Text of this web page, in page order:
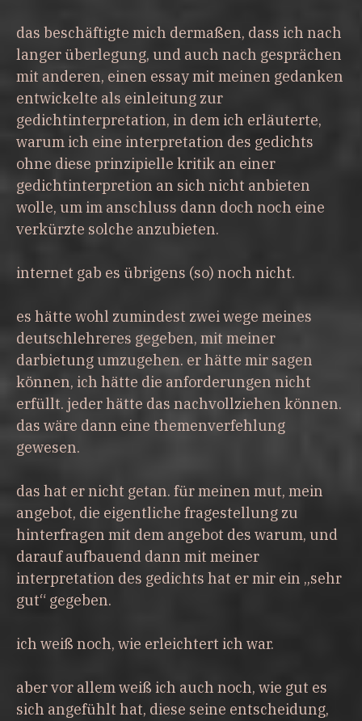
das beschäftigte mich dermaßen, dass ich nach
langer überlegung, und auch nach gesprächen
mit anderen, einen essay mit meinen gedanken
entwickelte als einleitung zur
gedichtinterpretation, in dem ich erläuterte,
warum ich eine interpretation des gedichts
ohne diese prinzipielle kritik an einer
gedichtinterpretion an sich nicht anbieten
wolle, um im anschluss dann doch noch eine
verkürzte solche anzubieten.
internet gab es übrigens (so) noch nicht.
es hätte wohl zumindest zwei wege meines
deutschlehreres gegeben, mit meiner
darbietung umzugehen. er hätte mir sagen
können, ich hätte die anforderungen nicht
erfüllt. jeder hätte das nachvollziehen können.
das wäre dann eine themenverfehlung
gewesen.
das hat er nicht getan. für meinen mut, mein
angebot, die eigentliche fragestellung zu
hinterfragen mit dem angebot des warum, und
darauf aufbauend dann mit meiner
interpretation des gedichts hat er mir ein „sehr
gut“ gegeben.
ich weiß noch, wie erleichtert ich war.
aber vor allem weiß ich auch noch, wie gut es
sich angefühlt hat, diese seine entscheidung,